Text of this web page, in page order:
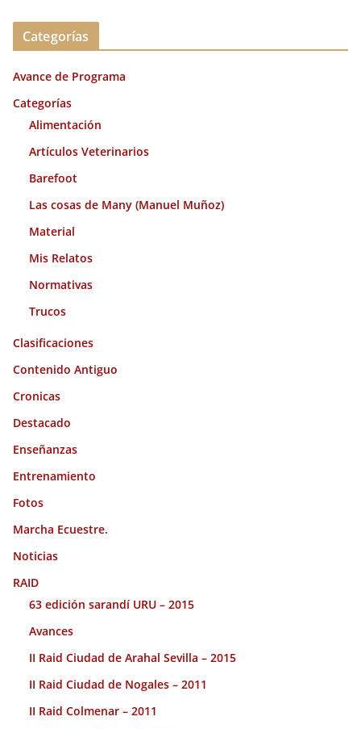
c
v
o
Categorías
Avance de Programa
Categorías
Alimentación
Artículos Veterinarios
Barefoot
Las cosas de Many (Manuel Muñoz)
Material
Mis Relatos
Normativas
Trucos
Clasificaciones
Contenido Antiguo
Cronicas
Destacado
Enseñanzas
Entrenamiento
Fotos
Marcha Ecuestre.
Noticias
RAID
63 edición sarandí URU – 2015
Avances
II Raid Ciudad de Arahal Sevilla – 2015
II Raid Ciudad de Nogales – 2011
II Raid Colmenar – 2011